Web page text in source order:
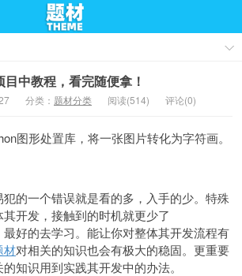
中教程，看完随便拿！
分类： 题材分类 阅读(514) 评论(0)
图形处置库，将一张图片转化为字符画。
的一个错误就是看的多，入手的少。特殊
开发，接触到的时机就更少了
好的去学习。能让你对整体其开发流程有
材对相关的知识也会有极大的稳固。更重要
知识用到实践其开发中的办法。